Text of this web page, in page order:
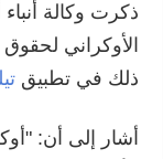
ذكرت وكالة
الأوكراني
ذلك في تطبيق